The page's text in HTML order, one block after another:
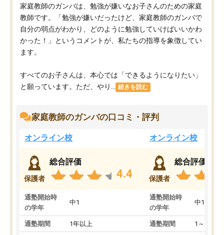
家庭教師のガンバは、勉強が嫌いなお子さんのための家庭
教師です。「勉強が嫌いだったけど、家庭教師のガンバで
自分の弱点がわかり、どのように勉強していけばいいかわ
かった！」というコメントが、私たちの指導を象徴してい
ます。
すべてのお子さんは、本心では「できるようになりたい」
と願っています。ただ、やり...
続きを読む
家庭教師のガンバの口コミ・評判
オンライン校
保護者
総合評価
4.4
通塾開始時
の学年
中1
通塾期間 1年以上
オンライン校
保護者
総合評価
通塾開始時
の学年
中1
通塾期間 1～3ヵ月